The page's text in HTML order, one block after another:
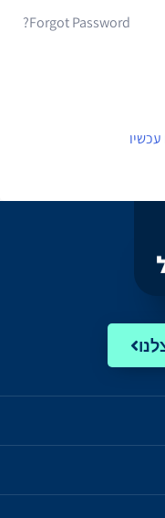
Forgot Password?